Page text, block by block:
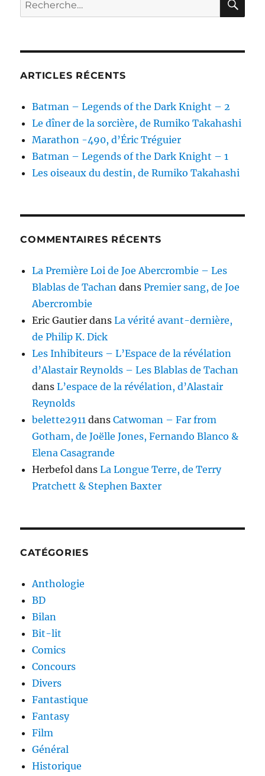
pour :
ARTICLES RÉCENTS
Batman – Legends of the Dark Knight – 2
Le dîner de la sorcière, de Rumiko Takahashi
Marathon -490, d’Éric Tréguier
Batman – Legends of the Dark Knight – 1
Les oiseaux du destin, de Rumiko Takahashi
COMMENTAIRES RÉCENTS
La Première Loi de Joe Abercrombie – Les
Blablas de Tachan dansPremier sang, de Joe
Abercrombie
Eric Gautier dansLa vérité avant-dernière,
de Philip K. Dick
Les Inhibiteurs – L’Espace de la révélation
d’Alastair Reynolds – Les Blablas de Tachan
dansL’espace de la révélation, d’Alastair
Reynolds
belette2911 dansCatwoman – Far from
Gotham, de Joëlle Jones, Fernando Blanco &
Elena Casagrande
Herbefol dansLa Longue Terre, de Terry
Pratchett & Stephen Baxter
CATÉGORIES
Anthologie
BD
Bilan
Bit-lit
Comics
Concours
Divers
Fantastique
Fantasy
Film
Général
Historique